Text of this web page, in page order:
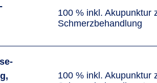
100 % inkl. Akupunktur
Schmerz­behandlung
100 % inkl. Akupunktur